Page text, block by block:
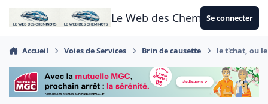
Aller au contenu
Le Web des CheminotsSe connecter
Accueil Voies de Services Brin de causette le t'chat, ou